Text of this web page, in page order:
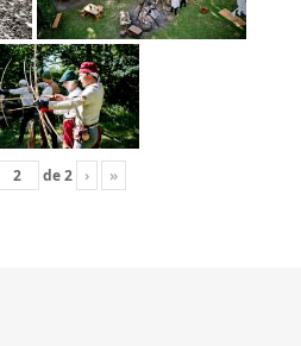
de2 › »